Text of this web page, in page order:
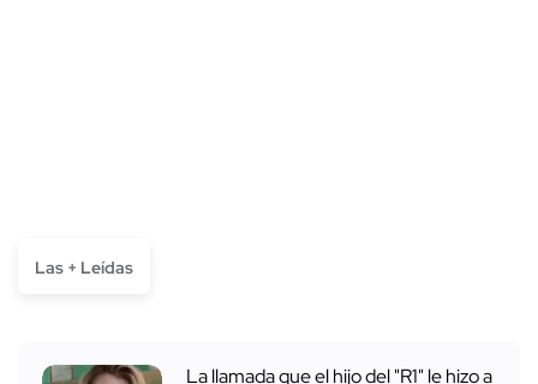
Las + Leídas
La llamada que el hijo del "R1" le hizo a